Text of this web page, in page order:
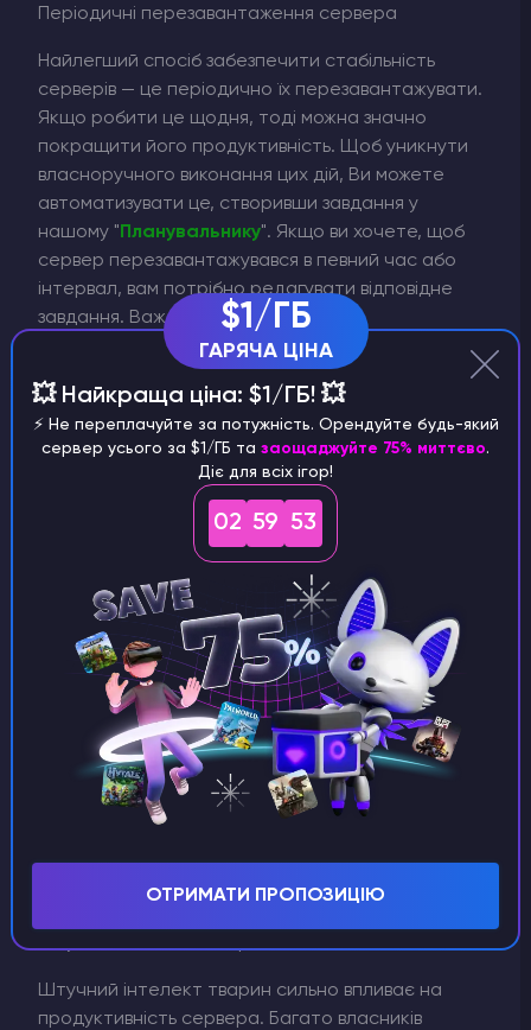
Періодичні перезавантаження сервера
Найлегший спосіб забезпечити стабільність
серверів — це періодично їх перезавантажувати.
Якщо робити це щодня, тоді можна значно
покращити його продуктивність. Щоб уникнути
власноручного виконання цих дій, Ви можете
автоматизувати це, створивши завдання у
нашому " Планувальнику". Якщо ви хочете, щоб
сервер перезавантажувався в певний час або
інтервал, вам потрібно редагувати відповідне
завдання. Важливо зауважити, що
перезавантаження не означає скидання
прогресу, оскільки сервер просто вимикається і
знову запускається.Рекомендується
встановити перезавантаження сервера 2
рази на день, але не рідше одного разу на
ПОРАДА
Ви можете дізнатися
як користуватись
Планувальником
Штучний інтелект тварин сильно впливає на
продуктивність сервера. Багато власників
$1/ГБ
ГАРЯЧА ЦІНА
💥 Найкраща ціна: $1/ГБ! 💥
⚡️ Не переплачуйте за потужність. Орендуйте будь-який
сервер усього за $1/ГБ та заощаджуйте 75% миттєво.
Діє для всіх ігор!
02 59 52
ОТРИМАТИ ПРОПОЗИЦІЮ